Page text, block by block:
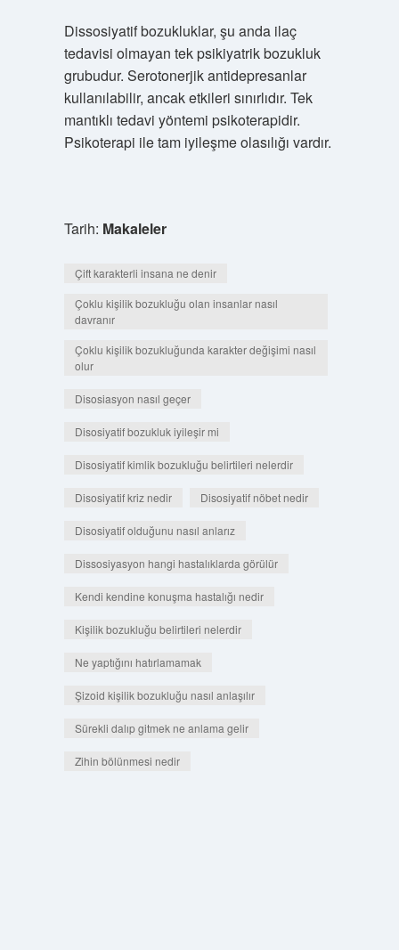
Dissosiyatif bozukluklar, şu anda ilaç
tedavisi olmayan tek psikiyatrik bozukluk
grubudur. Serotonerjik antidepresanlar
kullanılabilir, ancak etkileri sınırlıdır. Tek
mantıklı tedavi yöntemi psikoterapidir.
Psikoterapi ile tam iyileşme olasılığı vardır.
Tarih: Makaleler
Çift karakterli insana ne denir
Çoklu kişilik bozukluğu olan insanlar nasıl
davranır
Çoklu kişilik bozukluğunda karakter değişimi nasıl
olur
Disosiasyon nasıl geçer
Disosiyatif bozukluk iyileşir mi
Disosiyatif kimlik bozukluğu belirtileri nelerdir
Disosiyatif kriz nedir Disosiyatif nöbet nedir
Disosiyatif olduğunu nasıl anlarız
Dissosiyasyon hangi hastalıklarda görülür
Kendi kendine konuşma hastalığı nedir
Kişilik bozukluğu belirtileri nelerdir
Ne yaptığını hatırlamamak
Şizoid kişilik bozukluğu nasıl anlaşılır
Sürekli dalıp gitmek ne anlama gelir
Zihin bölünmesi nedir